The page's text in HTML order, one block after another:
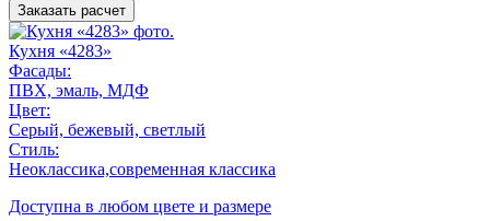
Заказать расчет
Кухня «4283»
Фасады:
ПВХ, эмаль, МДФ
Цвет:
Серый, бежевый, светлый
Стиль:
Неоклассика,современная классика
Доступна в любом цвете и размере